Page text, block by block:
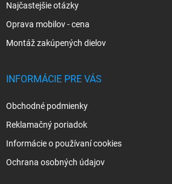
Najčastejšie otázky
Oprava mobilov - cena
Montáž zakúpených dielov
INFORMÁCIE PRE VÁS
Obchodné podmienky
Reklamačný poriadok
Informácie o používaní cookies
Ochrana osobných údajov